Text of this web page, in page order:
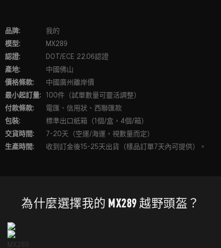
品牌:
我的
模型:
MX289
認證:
DOT/ECE 22.06認證
產地:
中國佛山
價格條款:
中國廣州離岸價
最小起訂量:
100件（試單數量可靈活調整）
付款條款:
電匯、信用狀、西聯匯款
包裝:
標準出口紙箱（1個/盒，4個/箱）
交貨時間:
7-20天（空運/海運，視數量而定）
生產時間:
收到訂金後15-25天出貨（樣品訂單7天內可提供）。
為什麼選擇我的 MX289 越野頭盔？